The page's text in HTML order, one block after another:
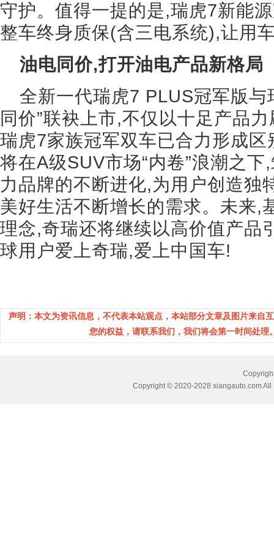
守护。值得一提的是,瑞虎7新能
整车终身质保(含三电系统),让用
油电同价,打开油电产品新格局
全新一代瑞虎7 PLUS冠军版与
同价”联袂上市,不仅以十足产品
瑞虎7家族冠军双车已合力形成
将在A级SUV市场“内卷”浪潮之下
力品牌的不断进化,为用户创造独
美好生活不断增长的需求。未来,
理念,奇瑞还将继续以高价值产品
球用户爱上奇瑞,爱上中国车!
声明：本文为资讯信息，不代表本站观点，本站部分文章及图片来自
您的权益，请联系我们，我们将会第一时间处
Copyright © 2020-2028 xiangauto.com